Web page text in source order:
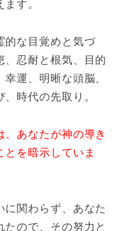
す。
的な目覚めと気づ
、忍耐と根気、目的
運、明晰な頭脳、
時代の先取り。
あなたが神の導き
とを暗示していま
に関わらず、あなた
ので、その努力と